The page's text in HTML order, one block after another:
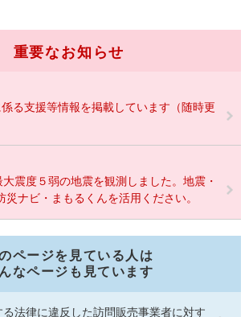
重要なお知らせ
る支援等情報を掲載しています（随時更
震度５弱の地震を観測しました。地震・
ナビ・まもるくんを活用ください。
ページを見ている人は
なページも見ています
法律に違反した訪問販売事業者に対す